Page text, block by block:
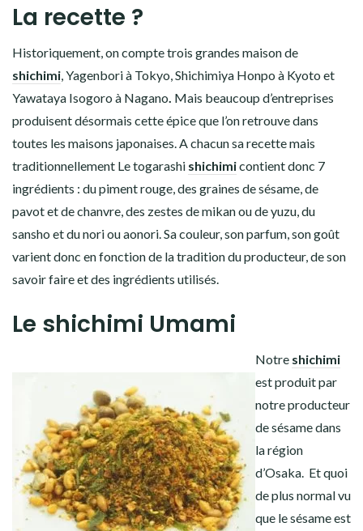
La recette ?
Historiquement, on compte trois grandes maison de
shichimi , Yagenbori à Tokyo, Shichimiya Honpo à Kyoto et
Yawataya Isogoro à Nagano Mais beaucoup d’entreprises
produisent désormais cette épice que l’on retrouve dans
toutes les maisons japonaises. A chacun sa recette mais
traditionnellement Le togarashi shichimicontient donc 7
ingrédients : du piment rouge, des graines de sésame, de
pavot et de chanvre, des zestes de mikan ou de yuzu, du
sansho et du nori ou aonori. Sa couleur, son parfum, son goût
varient donc en fonction de la tradition du producteur, de son
savoir faire et des ingrédients utilisés.
Le shichimi Umami
Notre shichimi
est produit par
notre producteur
de sésame dans
la région
d’Osaka. Et quoi
de plus normal vu
que le sésame est